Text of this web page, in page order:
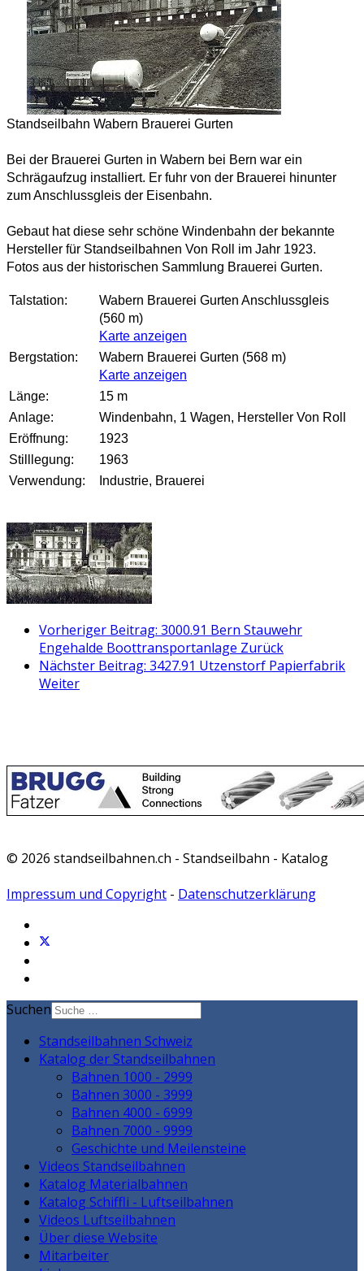
Standseilbahn Wabern Brauerei Gurten
Bei der Brauerei Gurten in Wabern bei Bern war ein
Schrägaufzug installiert. Er fuhr von der Brauerei hinunter
zum Anschlussgleis der Eisenbahn.
Gebaut hat diese sehr schöne Windenbahn der bekannte
Hersteller für Standseilbahnen Von Roll im Jahr 1923.
Fotos aus der historischen Sammlung Brauerei Gurten.
Talstation:
Wabern Brauerei Gurten Anschlussgleis
(560 m)
Karte anzeigen
Bergstation:
Wabern Brauerei Gurten (568 m)
Karte anzeigen
Länge:
15 m
Anlage:
Windenbahn, 1 Wagen, Hersteller Von Roll
Eröffnung:
1923
Stilllegung:
1963
Verwendung:
Industrie, Brauerei
Vorheriger Beitrag: 3000.91 Bern Stauwehr
Engehalde Boottransportanlage Zurück
Nächster Beitrag: 3427.91 Utzenstorf Papierfabrik
Weiter
© 2026 standseilbahnen.ch - Standseilbahn - Katalog
Impressum und Copyright - Datenschutzerklärung
Suchen
Standseilbahnen Schweiz
Katalog der Standseilbahnen
Bahnen 1000 - 2999
Bahnen 3000 - 3999
Bahnen 4000 - 6999
Bahnen 7000 - 9999
Geschichte und Meilensteine
Videos Standseilbahnen
Katalog Materialbahnen
Katalog Schiffli - Luftseilbahnen
Videos Luftseilbahnen
Über diese Website
Mitarbeiter